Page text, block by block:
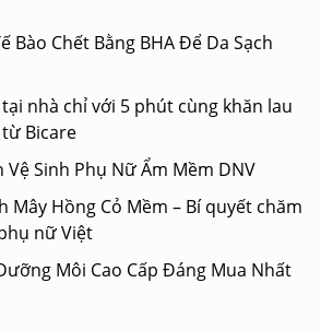
Bào Chết Bằng BHA Để Da Sạch
nhà chỉ với 5 phút cùng khăn lau
Bicare
Vệ Sinh Phụ Nữ Ẩm Mềm DNV
Mây Hồng Cỏ Mềm – Bí quyết chăm
nữ Việt
Môi Cao Cấp Đáng Mua Nhất